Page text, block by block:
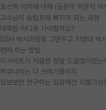
교수님이 슬럼프에 빠지게 되는 과정
대학원 어디로 가야할까요?
편애 하는 방법
이사이트가 처음엔 정말 도움많이됐는데
커뮤니티는 다 쓰레기통이지